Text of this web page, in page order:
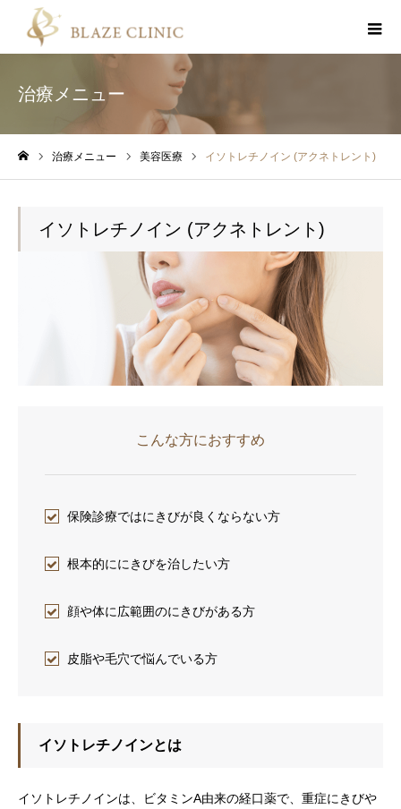
治療メニュー
治療メニュー 美容医療 イソトレチノイン (アクネトレント)
イソトレチノイン (アクネトレント)
こんな方におすすめ
保険診療ではにきびが良くならない方
根本的ににきびを治したい方
顔や体に広範囲のにきびがある方
皮脂や毛穴で悩んでいる方
イソトレチノインとは
イソトレチノインは、ビタミンA由来の経口薬で、重症にきびや